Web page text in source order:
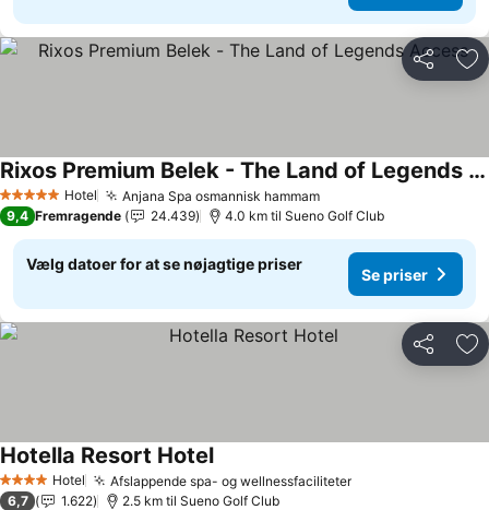
Del
5 Stjerner Hotel Anjana Spa osmannisk hammamSe priser
Rixos Premium Belek - The Land of Legends Access
Se priser
9,4 Fremragende 24.439 4.0 km til Sueno Golf Club
Vælg datoer for at se nøjagtige priser
Se priser
Del
4 StjernerHotel Afslappende spa- og wellnessfaciliteterSe priser
Hotella Resort HotelSe priser
6,7 1.622 2.5 km til Sueno Golf Club